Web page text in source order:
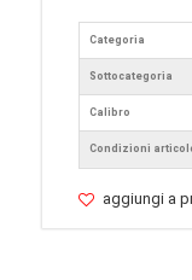
Categoria
Sottocategoria
Calibro
Condizioni
aggiungi a